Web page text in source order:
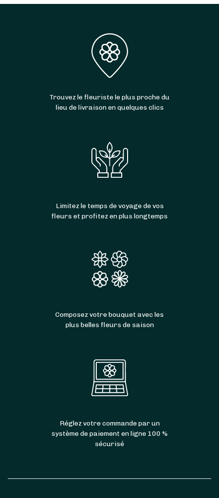
Trouvez le fleuriste le plus proche du
lieu de livraison en quelques clics
Limitez le temps de voyage de vos
fleurs et profitez en plus longtemps
Composez votre bouquet avec les
plus belles fleurs de saison
Réglez votre commande par un
système de paiement en ligne 100 %
sécurisé